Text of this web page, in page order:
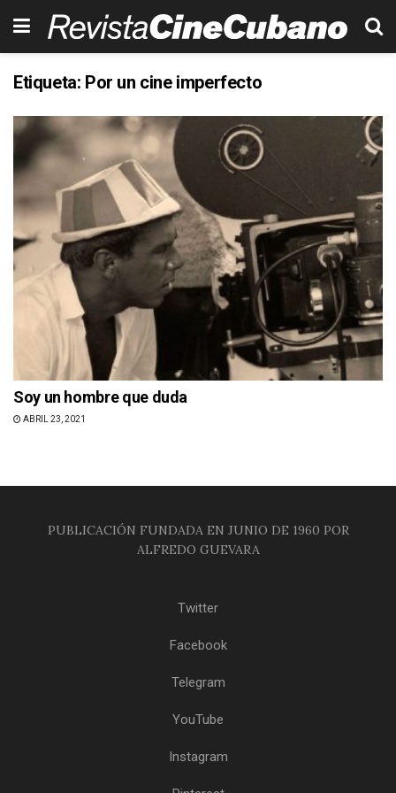
Etiqueta: Por un cine imperfecto
Soy un hombre que duda
ABRIL 23, 2021
PUBLICACIÓN FUNDADA EN JUNIO DE 1960 POR
ALFREDO GUEVARA
Twitter
Facebook
Telegram
YouTube
Instagram